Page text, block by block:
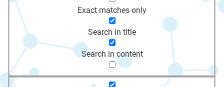
Exact matches only
Search in title
Search in content